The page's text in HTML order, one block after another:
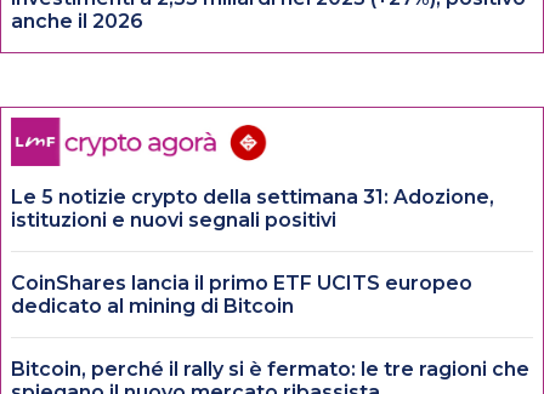
anche il 2026
Le 5 notizie crypto della settimana 31: Adozione,
istituzioni e nuovi segnali positivi
CoinShares lancia il primo ETF UCITS europeo
dedicato al mining di Bitcoin
Bitcoin, perché il rally si è fermato: le tre ragioni che